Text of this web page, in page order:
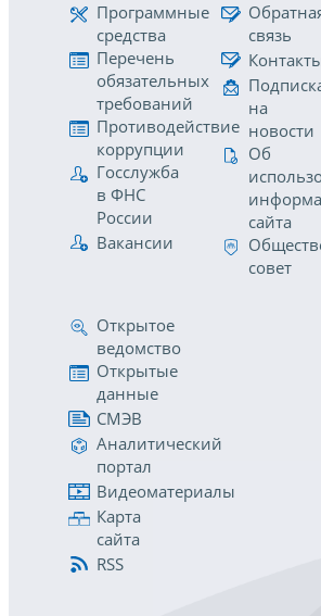
Программные
средства
Перечень
обязательных
требований
Противодействие
коррупции
Госслужба
в ФНС
России
Вакансии
связь
на
новости
Об
сайта
совет
Открытое
ведомство
Открытые
данные
СМЭВ
Аналитический
портал
Видеоматериалы
Карта
сайта
RSS